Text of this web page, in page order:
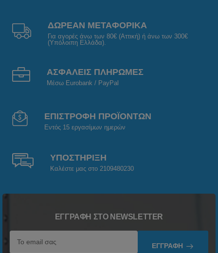
ΔΩΡΕΑΝ ΜΕΤΑΦΟΡΙΚΑ
Για αγορές άνω των 80€ (Αττική) ή άνω των 300€
(Υπόλοιπη Ελλάδα).
ΑΣΦΑΛΕΙΣ ΠΛΗΡΩΜΕΣ
Μέσω Eurobank / PayPal
ΕΠΙΣΤΡΟΦΗ ΠΡΟΪΟΝΤΩΝ
Εντός 15 εργασίμων ημερών
ΥΠΟΣΤΗΡΙΞΗ
Καλέστε μας στο 2109480230
ΕΓΓΡΑΦΉ ΣΤΟ NEWSLETTER
ΕΓΓΡΑΦΉ